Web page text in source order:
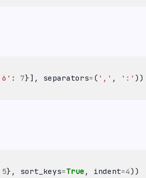
: 7}], separators= ( ',' , ':' ))
5}, sort_keys=True , indent=4))